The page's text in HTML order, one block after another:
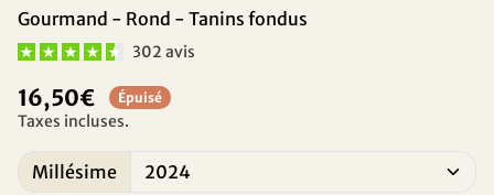
Gourmand - Rond - Tanins fondus
302 avis
16,50€ Épuisé
Taxes incluses.
Millésime